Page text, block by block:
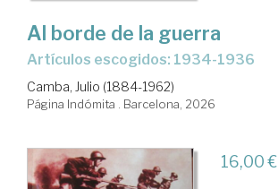
Al borde de la guerra
Artículos escogidos: 1934-1936
Camba, Julio (1884-1962)
Página Indómita . Barcelona, 2026
16,00 €